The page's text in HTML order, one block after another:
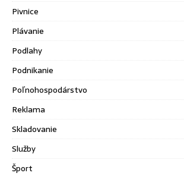
Pivnice
Plávanie
Podlahy
Podnikanie
Poľnohospodárstvo
Reklama
Skladovanie
Služby
Šport